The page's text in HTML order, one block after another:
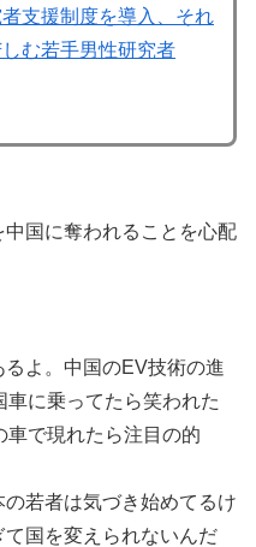
支援制度を導入、それ
む若手男性研究者
国に奪われることを心配
よ。中国のEV技術の進
に乗ってたら笑われた
で現れたら注目の的
若者は気づき始めてるけ
国を変えられないんだ